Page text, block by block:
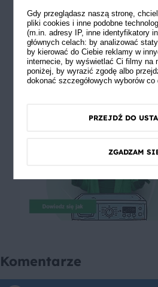
Komentarze
Gdy przeglądasz naszą stronę,
pliki cookies i inne podobne
(m.in. adresy IP, inne identyfikatory
głównych celach: by analizować
by kierować do Ciebie reklamy w
internecie, by wyświetlać Ci filmy na
poniżej, by wyrazić zgodę albo
dokonać szczegółowych wyborów
PRZEJDŹ DO
ZGADZAM